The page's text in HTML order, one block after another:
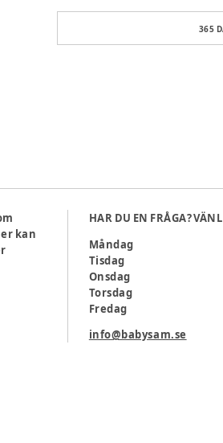
365
kan
HAR DU EN FRÅGA?
Måndag
Tisdag
Onsdag
Torsdag
Fredag
info@babysam.se